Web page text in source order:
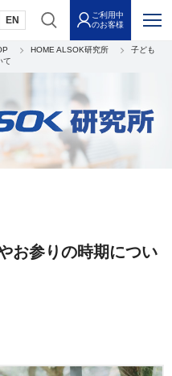
EN
ご利用中
のお客様
HOME ALSOK研究所
子ども
て
お参りの時期につい